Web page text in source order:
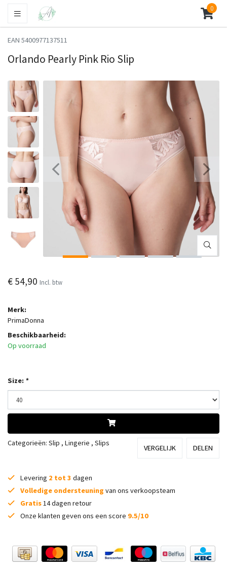
0
EAN 5400977137511
Orlando Pearly Pink Rio Slip
€ 54,90 Incl. btw
Merk:
PrimaDonna
Beschikbaarheid:
Op voorraad
Size: *
Categorieën: Slip , Lingerie , Slips
VERGELIJK DELEN
Levering 2 tot 3 dagen
Volledige ondersteuning van ons verkoopsteam
Gratis14 dagen retour
Onze klanten geven ons een score 9.5/10